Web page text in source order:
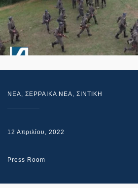
NEA, ΣΕΡΡΑΙΚΑ ΝΕΑ, ΣΙΝΤΙΚΗ
12 Απριλίου, 2022
Press Room